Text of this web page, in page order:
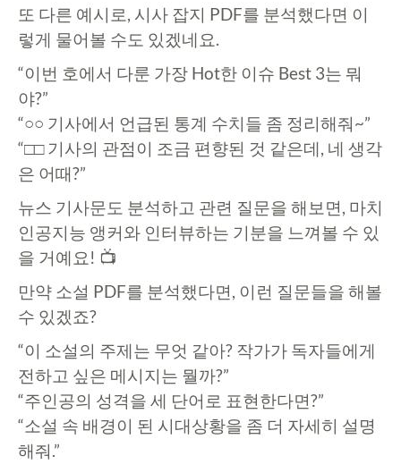
또 다른 예시로, 시사 잡지 PDF를 분석했다면 이
렇게 물어볼 수도 있겠네요.
“이번 호에서 다룬 가장 Hot한 이슈 Best 3는 뭐
야?”
“○○ 기사에서 언급된 통계 수치들 좀 정리해줘~”
“□□ 기사의 관점이 조금 편향된 것 같은데, 네 생각
은 어때?”
뉴스 기사문도 분석하고 관련 질문을 해보면, 마치
인공지능 앵커와 인터뷰하는 기분을 느껴볼 수 있
을 거예요! 📺
만약 소설 PDF를 분석했다면, 이런 질문들을 해볼
수 있겠죠?
“이 소설의 주제는 무엇 같아? 작가가 독자들에게
전하고 싶은 메시지는 뭘까?”
“주인공의 성격을 세 단어로 표현한다면?”
“소설 속 배경이 된 시대상황을 좀 더 자세히 설명
해줘.”